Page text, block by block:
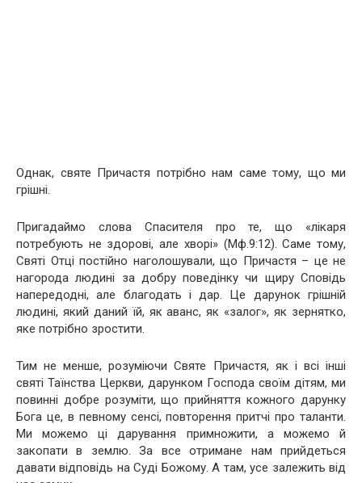
Однак, святе Причастя потрібно нам саме тому, що ми
грішні.
Пригадаймо слова Спасителя про те, що «лікаря
потребують не здорові, але xвoрі» (Мф.9:12). Саме тому,
Святі Отці постійно наголошували, що Причастя – це не
нагорода людині за добру поведінку чи щиру Сповідь
напередодні, але благодать і дар. Це дарунок грішній
людині, який даний їй, як аванс, як «залог», як зернятко,
яке потрібно зростити.
Тим не менше, розуміючи Святе Причастя, як і всі інші
святі Таїнства Церкви, дарунком Господа своїм дітям, ми
повинні добре розуміти, що прийняття кожного дарунку
Бога це, в певному сенсі, повторення притчі про таланти.
Ми можемо ці дарування примножити, а можемо й
закопати в землю. За все отримане нам прийдеться
давати відповідь на Суді Божому. А там, усе залежить від